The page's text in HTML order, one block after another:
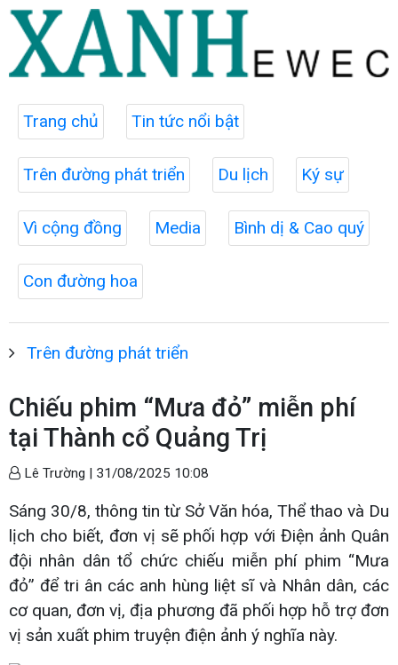
Trang chủ Tin tức nổi bật
Trên đường phát triển Du lịch Ký sự
Vì cộng đồng Media Bình dị & Cao quý
Con đường hoa
Trên đường phát triển
Chiếu phim “Mưa đỏ” miễn phí
tại Thành cổ Quảng Trị
Lê Trường | 31/08/2025 10:08
Sáng 30/8, thông tin từ Sở Văn hóa, Thể thao và Du
lịch cho biết, đơn vị sẽ phối hợp với Điện ảnh Quân
đội nhân dân tổ chức chiếu miễn phí phim “Mưa
đỏ” để tri ân các anh hùng liệt sĩ và Nhân dân, các
cơ quan, đơn vị, địa phương đã phối hợp hỗ trợ đơn
vị sản xuất phim truyện điện ảnh ý nghĩa này.